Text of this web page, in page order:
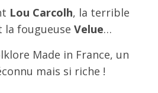
Lou Carcolh, la terrible
la fougueuse Velue…
Made in France, un
mais si riche !